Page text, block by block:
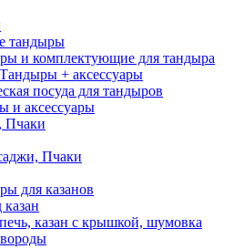
тандыры
и комплектующие для тандыра
+ аксессуары
посуда для тандыров
и аксессуары
Пчаки
Пчаки
для казанов
казан с крышкой, шумовка